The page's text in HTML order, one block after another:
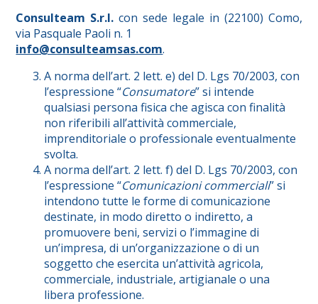
Consulteam S.r.l. con sede legale in (22100) Como,
via Pasquale Paoli n. 1
info@consulteamsas.com.
A norma dell’art. 2 lett. e) del D. Lgs 70/2003, con
l’espressione “Consumatore” si intende
qualsiasi persona fisica che agisca con finalità
non riferibili all’attività commerciale,
imprenditoriale o professionale eventualmente
svolta.
A norma dell’art. 2 lett. f) del D. Lgs 70/2003, con
l’espressione “Comunicazioni commerciali” si
intendono tutte le forme di comunicazione
destinate, in modo diretto o indiretto, a
promuovere beni, servizi o l’immagine di
un’impresa, di un’organizzazione o di un
soggetto che esercita un’attività agricola,
commerciale, industriale, artigianale o una
libera professione.